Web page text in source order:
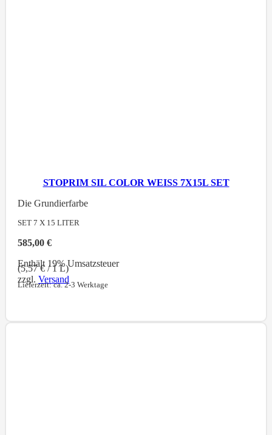
STOPRIM SIL COLOR WEISS 7X15L SET
Die Grundierfarbe
SET 7 X 15 LITER
585,00€
Enthält 19% Umsatzsteuer
(5,57€/ 1 L)
zzgl.Versand
Lieferzeit: ca. 2-3 Werktage